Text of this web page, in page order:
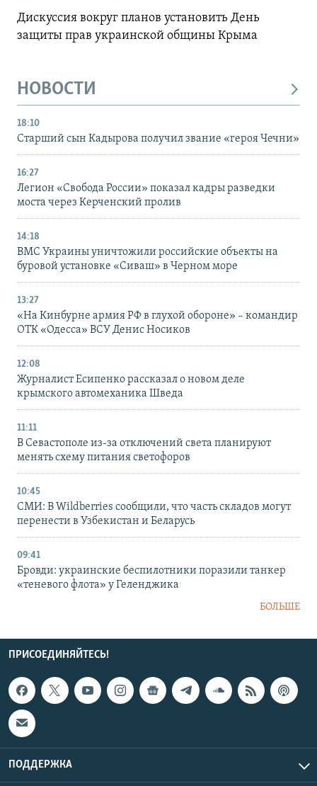
Дискуссия вокруг планов установить День
защиты прав украинской общины Крыма
НОВОСТИ
18:10
Старший сын Кадырова получил звание «героя Чечни»
16:27
Легион «Свобода России» показал кадры разведки
моста через Керченский пролив
14:18
ВМС Украины уничтожили российские объекты на
буровой установке «Сиваш» в Черном море
13:27
«На Кинбурне армия РФ в глухой обороне» – командир
ОТК «Одесса» ВСУ Денис Носиков
12:08
Журналист Есипенко рассказал о новом деле
крымского автомеханика Шведа
11:11
В Севастополе из-за отключений света планируют
менять схему питания светофоров
10:45
СМИ: В Wildberries сообщили, что часть складов могут
перенести в Узбекистан и Беларусь
09:41
Бровди: украинские беспилотники поразили танкер
«теневого флота» у Геленджика
БОЛЬШЕ
ПРИСОЕДИНЯЙТЕСЬ!
ПОДДЕРЖКА